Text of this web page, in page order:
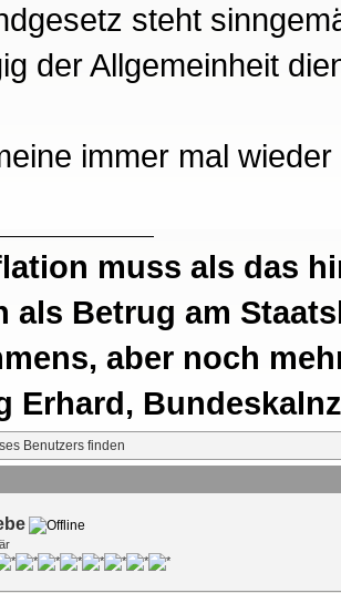
steht
der Allgemeinheit
immer mal
muss als das
als Betrug am
aber noch
Erhard,